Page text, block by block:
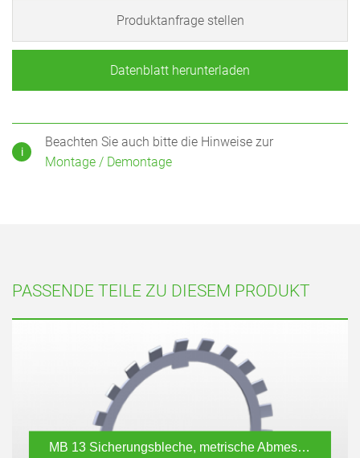
Produktanfrage stellen
Datenblatt herunterladen
i
Beachten Sie auch bitte die Hinweise zur
Montage / Demontage
PASSENDE TEILE ZU DIESEM PRODUKT
MB 13 Sicherungsbleche, metrische Abmessung